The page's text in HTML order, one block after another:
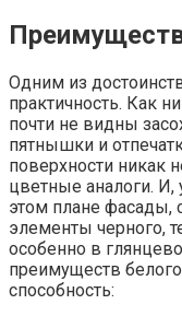
Одним из
практичность. Как
почти не видны
пятнышки и
поверхности никак
цветные аналоги.
этом плане фасады,
элементы черного,
особенно в
преимуществ
способность: